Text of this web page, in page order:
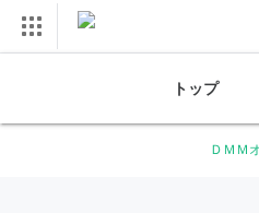
トップ
ＤＭＭ